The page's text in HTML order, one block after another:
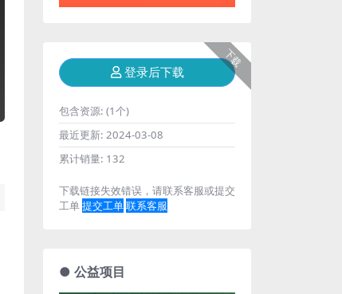
下载
登录后下载
包含资源: (1个)
最近更新: 2024-03-08
累计销量: 132
下载链接失效错误，请联系客服或提交
工单提交工单联系客服
● 公益项目